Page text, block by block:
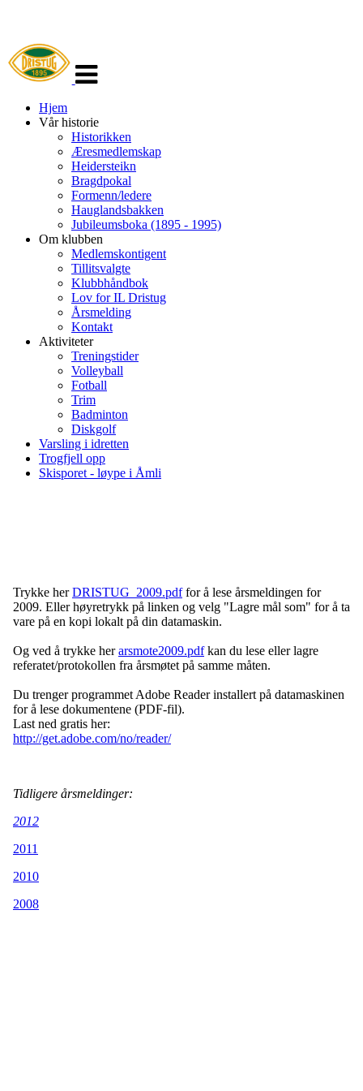
navigasjon
Hjem
Vår historie
Historikken
Æresmedlemskap
Heidersteikn
Bragdpokal
Formenn/ledere
Hauglandsbakken
Jubileumsboka (1895 - 1995)
Om klubben
Medlemskontigent
Tillitsvalgte
Klubbhåndbok
Lov for IL Dristug
Årsmelding
Kontakt
Aktiviteter
Treningstider
Volleyball
Fotball
Trim
Badminton
Diskgolf
Varsling i idretten
Trogfjell opp
Skisporet - løype i Åmli
Trykke herDRISTUG_2009.pdffor å lese årsmeldingen for
2009. Eller høyretrykk på linken og velg "Lagre mål som" for å ta
vare på en kopi lokalt på din datamaskin.
Og ved å trykke herarsmote2009.pdfkan du lese eller lagre
referatet/protokollen fra årsmøtet på samme måten.
Du trenger programmet Adobe Reader installert på datamaskinen
for å lese dokumentene (PDF-fil).
Last ned gratis her:
http://get.adobe.com/no/reader/
Tidligere årsmeldinger:
2012
2011
2010
2008